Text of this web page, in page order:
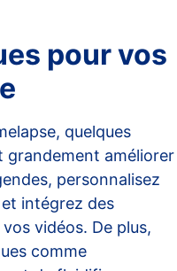
pour vos
quelques
grandement améliorer
personnalisez
intégrez des
vidéos. De plus,
comme